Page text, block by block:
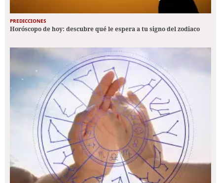
PREDICCIONES
Horóscopo de hoy: descubre qué le espera a tu signo del zodiaco